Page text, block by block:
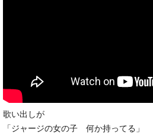
歌い出しが
「ジャージの女の子 何か持ってる」